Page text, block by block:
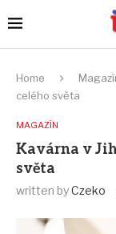
Home
celého světa
MAGAZÍN
Kavárna v
světa
written byCzeko